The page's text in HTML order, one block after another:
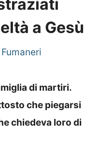
a Gesù
di martiri.
che piegarsi
chiedeva loro di